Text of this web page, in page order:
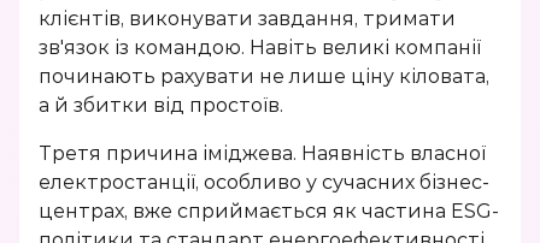
клієнтів, виконувати завдання, тримати
зв'язок із командою. Навіть великі компанії
починають рахувати не лише ціну кіловата,
а й збитки від простоїв.
Третя причина іміджева. Наявність власної
електростанції, особливо у сучасних бізнес-
центрах, вже сприймається як частина ESG-